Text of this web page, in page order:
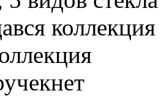
вся коллекция
нет